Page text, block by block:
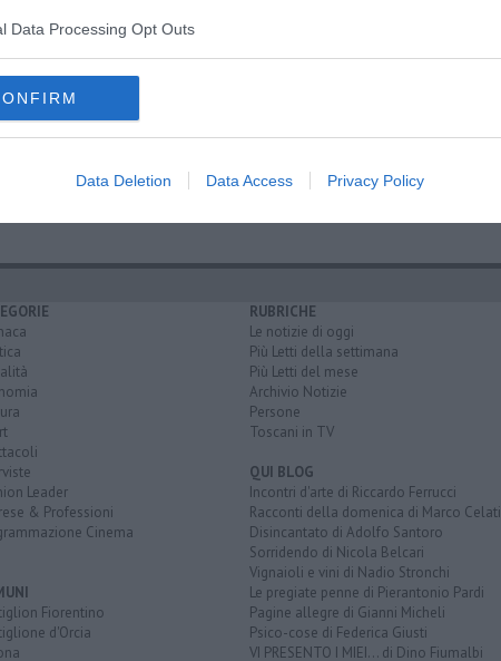
Data Processing Opt Outs
Data Deletion Data Access Privacy Policy
pesci
residenziale pubblica siena provincia di siena
Leader
& Professioni
Cinema
Fiorentino
d'Orcia
RUBRICHE
Le notizie di oggi
Più Letti della settimana
Più Letti del mese
Archivio Notizie
Persone
Toscani in TV
QUI BLOG
Incontri d'arte di Riccardo Ferrucci
Racconti della domenica di Marco Celati
Disincantato di Adolfo Santoro
Sorridendo di Nicola Belcari
Vignaioli e vini di Nadio Stronchi
Le pregiate penne di Pierantonio Pardi
Pagine allegre di Gianni Micheli
Psico-cose di Federica Giusti
VI PRESENTO I MIEI... di Dino Fiumalbi